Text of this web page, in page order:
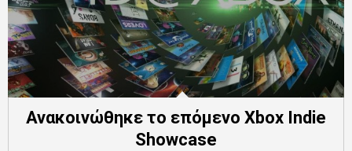
Ανακοινώθηκε το επόμενο Xbox Indie
Showcase